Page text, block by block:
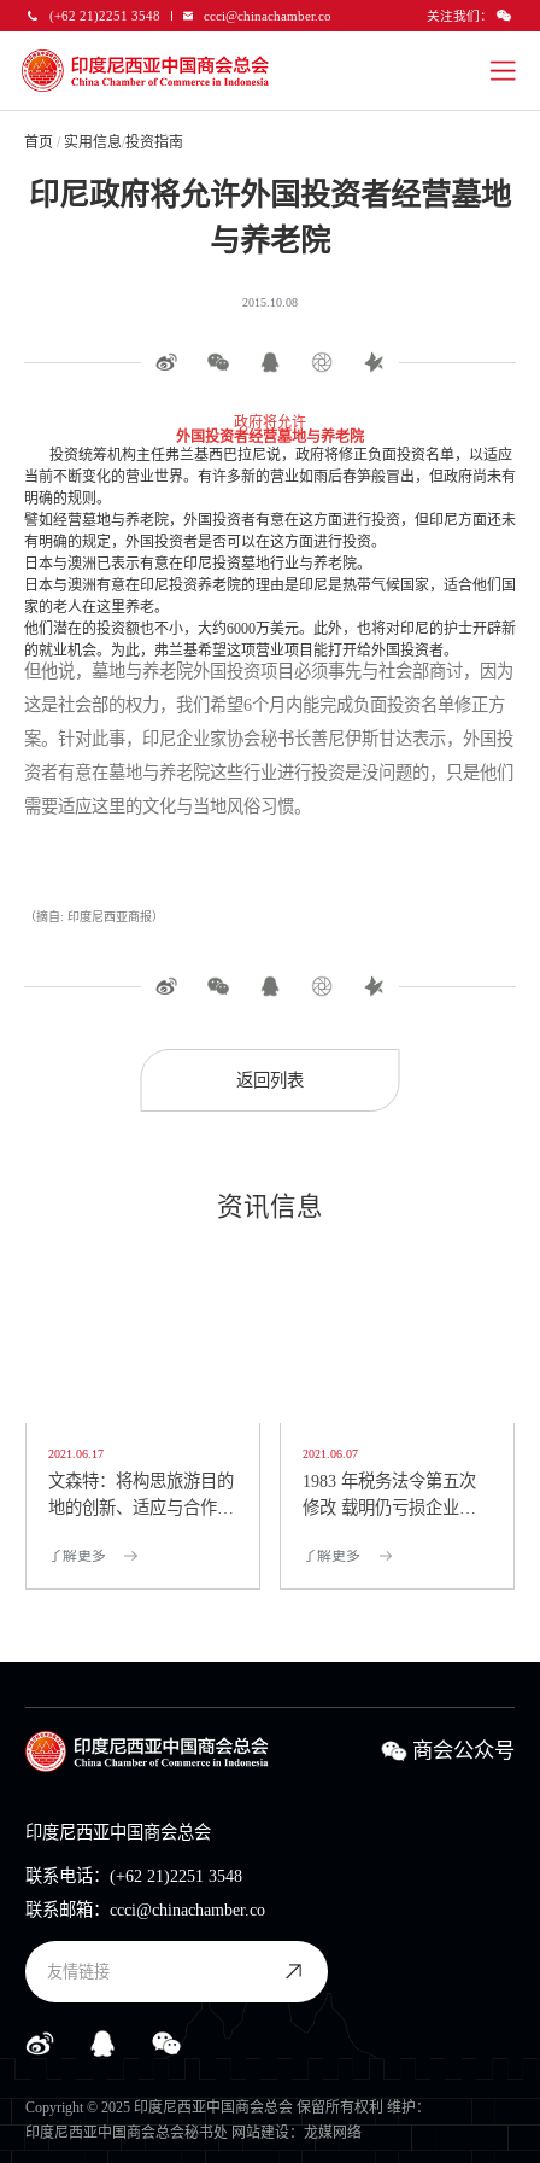
(+62 21)2251 3548 ccci@chinachamber.co 关注我们：
首页 / 实用信息/投资指南
印尼政府将允许外国投资者经营墓地
与养老院
2015.10.08
政府将允许
外国投资者经营墓地与养老院
投资统筹机构主任弗兰基西巴拉尼说，政府将修正负面投资名单，以适应
当前不断变化的营业世界。有许多新的营业如雨后春笋般冒出，但政府尚未有
明确的规则。
譬如经营墓地与养老院，外国投资者有意在这方面进行投资，但印尼方面还未
有明确的规定，外国投资者是否可以在这方面进行投资。
日本与澳洲已表示有意在印尼投资墓地行业与养老院。
日本与澳洲有意在印尼投资养老院的理由是印尼是热带气候国家，适合他们国
家的老人在这里养老。
他们潜在的投资额也不小，大约6000万美元。此外，也将对印尼的护士开辟新
的就业机会。为此，弗兰基希望这项营业项目能打开给外国投资者。
但他说，墓地与养老院外国投资项目必须事先与社会部商讨，因为
这是社会部的权力，我们希望6个月内能完成负面投资名单修正方
案。针对此事，印尼企业家协会秘书长善尼伊斯甘达表示，外国投
资者有意在墓地与养老院这些行业进行投资是没问题的，只是他们
需要适应这里的文化与当地风俗习惯。
（摘自: 印度尼西亚商报）
返回列表
资讯信息
2021.06.17
文森特：将构思旅游目的
地的创新、适应与合作策
了解更多
2021.06.07
1983 年税务法令第五次
修改 载明仍亏损企业可
了解更多
商会公众号
印度尼西亚中国商会总会
联系电话： (+62 21)2251 3548
联系邮箱： ccci@chinachamber.co
友情链接
Copyright © 2025 印度尼西亚中国商会总会 保留所有权利 维护：
印度尼西亚中国商会总会秘书处 网站建设： 龙媒网络